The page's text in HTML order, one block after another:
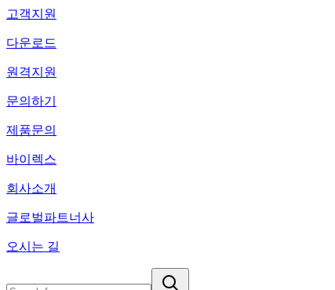
고객지원
다운로드
원격지원
문의하기
제품문의
바이렉스
회사소개
글로벌파트너사
오시는 길